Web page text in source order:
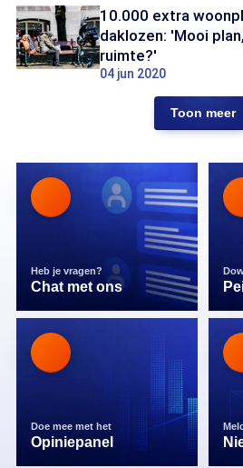
10.000 extra
daklozen: 'Mooi
ruimte?'
04 jun 2020
Toon meer
Heb je vragen?
Chat met ons
Doe mee met het
Opiniepanel